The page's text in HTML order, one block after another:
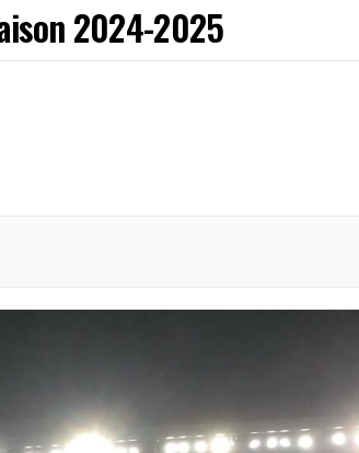
2024-2025